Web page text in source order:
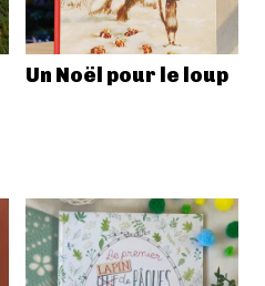
Un Noël pour le loup